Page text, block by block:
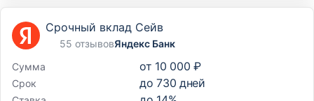
Срочный вклад Сейв
55 отзывовЯндекс Банк
Сумма
от 10 000 ₽
Срок до730 дней